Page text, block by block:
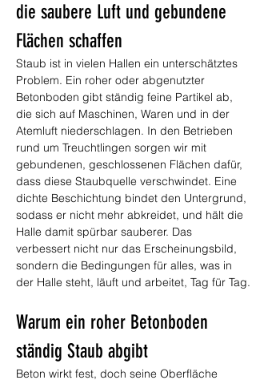
die saubere Luft und gebundene
Flächen schaffen
Staub ist in vielen Hallen ein unterschätztes
Problem. Ein roher oder abgenutzter
Betonboden gibt ständig feine Partikel ab,
die sich auf Maschinen, Waren und in der
Atemluft niederschlagen. In den Betrieben
rund um Treuchtlingen sorgen wir mit
gebundenen, geschlossenen Flächen dafür,
dass diese Staubquelle verschwindet. Eine
dichte Beschichtung bindet den Untergrund,
sodass er nicht mehr abkreidet, und hält die
Halle damit spürbar sauberer. Das
verbessert nicht nur das Erscheinungsbild,
sondern die Bedingungen für alles, was in
der Halle steht, läuft und arbeitet, Tag für Tag.
Warum ein roher Betonboden
ständig Staub abgibt
Beton wirkt fest, doch seine Oberfläche